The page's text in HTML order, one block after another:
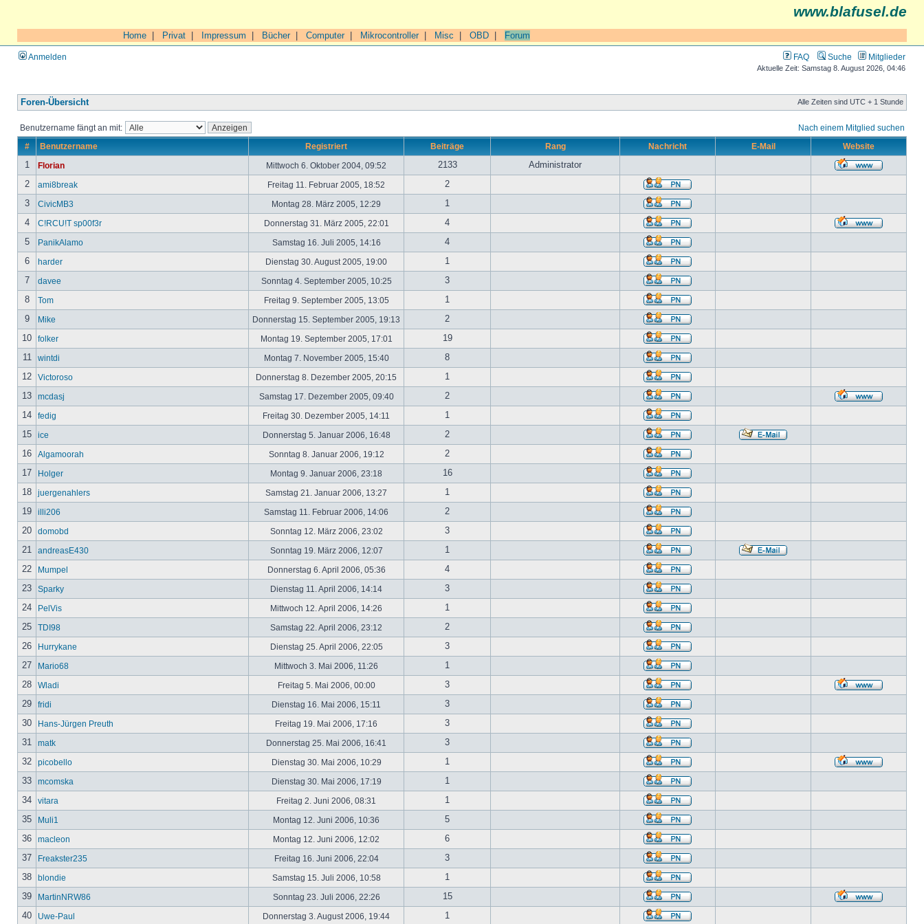
www.blafusel.de
Home Privat Impressum Bücher| Computer| Mikrocontroller| Misc OBD Forum
Anmelden FAQ Suche Mitglieder
Aktuelle Zeit: Samstag 8. August 2026, 04:46
Foren-Übersicht Alle Zeiten sind UTC + 1 Stunde
Benutzername fängt an mit: Nach einem Mitglied suchen
# Benutzername Registriert Beiträge Rang Nachricht E-Mail Website
1 Florian Mittwoch 6. Oktober 2004, 09:52 2133
Administrator
2
ami8break Freitag 11. Februar 2005, 18:52
2
3
CivicMB3 Montag 28. März 2005, 12:29
1
4
C!RCU!T sp00f3r Donnerstag 31. März 2005, 22:01
4
5
PanikAlamo Samstag 16. Juli 2005, 14:16
4
6
harder Dienstag 30. August 2005, 19:00
1
7
davee Sonntag 4. September 2005, 10:25
3
8
Tom Freitag 9. September 2005, 13:05
1
9
Mike Donnerstag 15. September 2005, 19:13
2
10
folker Montag 19. September 2005, 17:01
19
11
wintdi Montag 7. November 2005, 15:40
8
12
Victoroso Donnerstag 8. Dezember 2005, 20:15
1
13
mcdasj Samstag 17. Dezember 2005, 09:40
2
14
fedig Freitag 30. Dezember 2005, 14:11
1
15
ice Donnerstag 5. Januar 2006, 16:48
2
16
Algamoorah Sonntag 8. Januar 2006, 19:12
2
17
Holger Montag 9. Januar 2006, 23:18
16
18
juergenahlers Samstag 21. Januar 2006, 13:27
1
19
illi206 Samstag 11. Februar 2006, 14:06
2
20
domobd Sonntag 12. März 2006, 23:02
3
21
andreasE430 Sonntag 19. März 2006, 12:07
1
22
Mumpel Donnerstag 6. April 2006, 05:36
4
23
Sparky Dienstag 11. April 2006, 14:14
3
24
PelVis Mittwoch 12. April 2006, 14:26
1
25
TDI98 Samstag 22. April 2006, 23:12
2
26
Hurrykane Dienstag 25. April 2006, 22:05
3
27
Mario68 Mittwoch 3. Mai 2006, 11:26
1
28
Wladi Freitag 5. Mai 2006, 00:00
3
29
fridi Dienstag 16. Mai 2006, 15:11
3
30
Hans-Jürgen Preuth Freitag 19. Mai 2006, 17:16
3
31
matk Donnerstag 25. Mai 2006, 16:41
3
32
picobello Dienstag 30. Mai 2006, 10:29
1
33
mcomska Dienstag 30. Mai 2006, 17:19
1
34
vitara Freitag 2. Juni 2006, 08:31
1
35
Muli1 Montag 12. Juni 2006, 10:36
5
36
macleon Montag 12. Juni 2006, 12:02
6
37
Freakster235 Freitag 16. Juni 2006, 22:04
3
38
blondie Samstag 15. Juli 2006, 10:58
1
39
MartinNRW86 Sonntag 23. Juli 2006, 22:26
15
40
Uwe-Paul Donnerstag 3. August 2006, 19:44 1